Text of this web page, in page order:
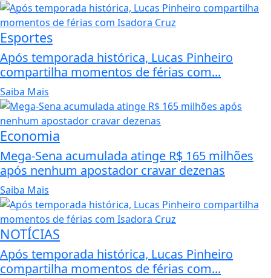
Esportes
Após temporada histórica, Lucas Pinheiro
compartilha momentos de férias com...
Saiba Mais
Economia
Mega-Sena acumulada atinge R$ 165 milhões
após nenhum apostador cravar dezenas
Saiba Mais
NOTÍCIAS
Após temporada histórica, Lucas Pinheiro
compartilha momentos de férias com...